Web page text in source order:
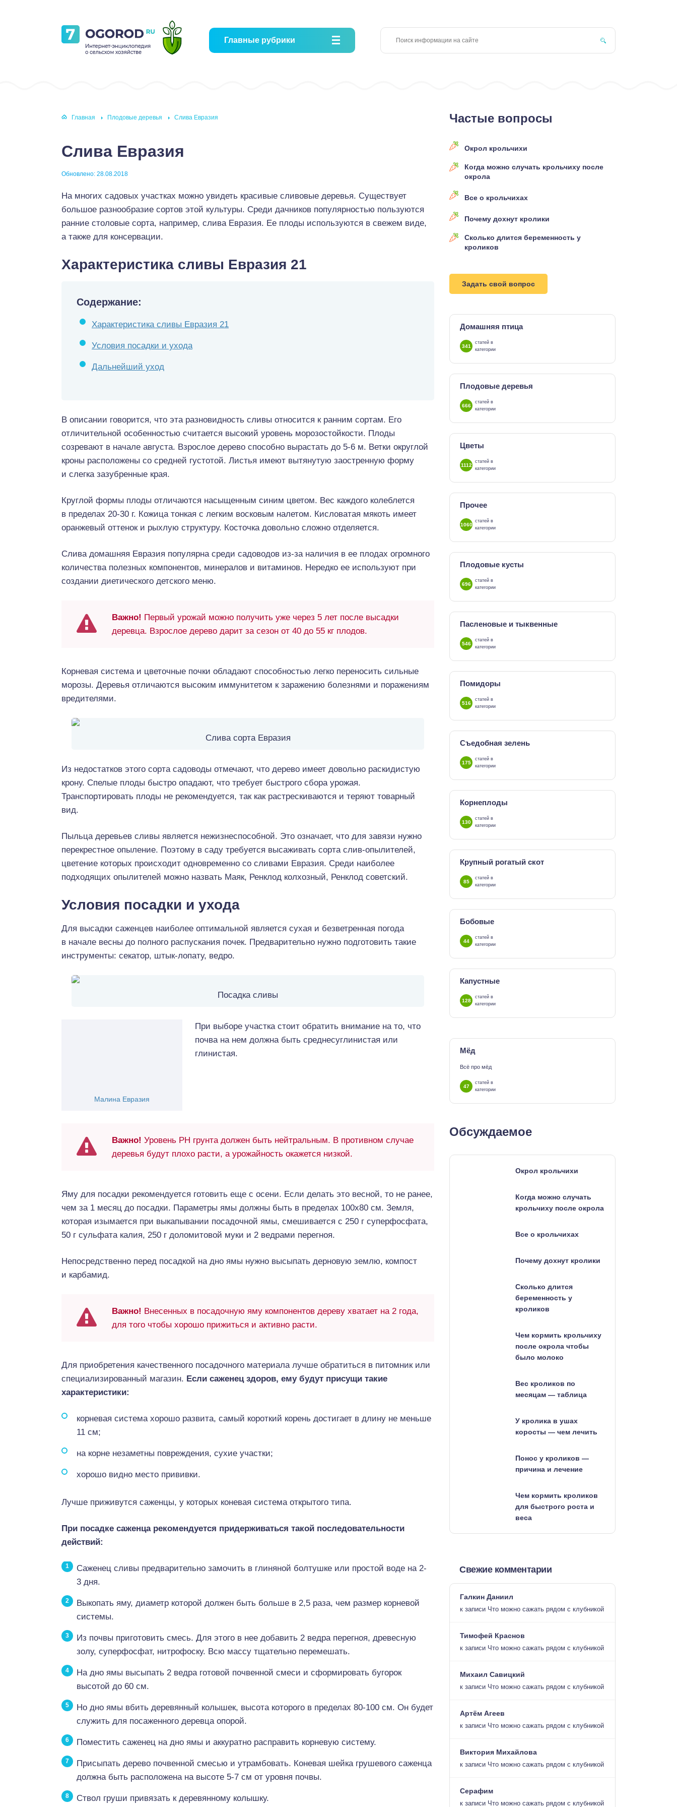
Главные рубрики
Главная Плодовые деревья Слива Евразия
Слива Евразия
Обновлено: 28.08.2018
На многих садовых участках можно увидеть красивые сливовые деревья. Существует
большое разнообразие сортов этой культуры. Среди дачников популярностью пользуются
ранние столовые сорта, например, слива Евразия. Ее плоды используются в свежем виде,
а также для консервации.
Характеристика сливы Евразия 21
Содержание:
Характеристика сливы Евразия 21
Условия посадки и ухода
Дальнейший уход
В описании говорится, что эта разновидность сливы относится к ранним сортам. Его
отличительной особенностью считается высокий уровень морозостойкости. Плоды
созревают в начале августа. Взрослое дерево способно вырастать до 5-6 м. Ветки округлой
кроны расположены со средней густотой. Листья имеют вытянутую заостренную форму
и слегка зазубренные края.
Круглой формы плоды отличаются насыщенным синим цветом. Вес каждого колеблется
в пределах 20-30 г. Кожица тонкая с легким восковым налетом. Кисловатая мякоть имеет
оранжевый оттенок и рыхлую структуру. Косточка довольно сложно отделяется.
Слива домашняя Евразия популярна среди садоводов из-за наличия в ее плодах огромного
количества полезных компонентов, минералов и витаминов. Нередко ее используют при
создании диетического детского меню.
Важно! Первый урожай можно получить уже через 5 лет после высадки
деревца. Взрослое дерево дарит за сезон от 40 до 55 кг плодов.
Корневая система и цветочные почки обладают способностью легко переносить сильные
морозы. Деревья отличаются высоким иммунитетом к заражению болезнями и поражениям
вредителями.
Слива сорта Евразия
Из недостатков этого сорта садоводы отмечают, что дерево имеет довольно раскидистую
крону. Спелые плоды быстро опадают, что требует быстрого сбора урожая.
Транспортировать плоды не рекомендуется, так как растрескиваются и теряют товарный
вид.
Пыльца деревьев сливы является нежизнеспособной. Это означает, что для завязи нужно
перекрестное опыление. Поэтому в саду требуется высаживать сорта слив-опылителей,
цветение которых происходит одновременно со сливами Евразия. Среди наиболее
подходящих опылителей можно назвать Маяк, Ренклод колхозный, Ренклод советский.
Условия посадки и ухода
Для высадки саженцев наиболее оптимальной является сухая и безветренная погода
в начале весны до полного распускания почек. Предварительно нужно подготовить такие
инструменты: секатор, штык-лопату, ведро.
Посадка сливы
Малина Евразия
При выборе участка стоит обратить внимание на то, что
почва на нем должна быть среднесуглинистая или
глинистая.
Важно! Уровень РН грунта должен быть нейтральным. В противном случае
деревья будут плохо расти, а урожайность окажется низкой.
Яму для посадки рекомендуется готовить еще с осени. Если делать это весной, то не ранее,
чем за 1 месяц до посадки. Параметры ямы должны быть в пределах 100х80 см. Земля,
которая изымается при выкапывании посадочной ямы, смешивается с 250 г суперфосфата,
50 г сульфата калия, 250 г доломитовой муки и 2 ведрами перегноя.
Непосредственно перед посадкой на дно ямы нужно высыпать дерновую землю, компост
и карбамид.
Важно! Внесенных в посадочную яму компонентов дереву хватает на 2 года,
для того чтобы хорошо прижиться и активно расти.
Для приобретения качественного посадочного материала лучше обратиться в питомник или
специализированный магазин. Если саженец здоров, ему будут присущи такие
характеристики:
корневая система хорошо развита, самый короткий корень достигает в длину не меньше
11 см;
на корне незаметны повреждения, сухие участки;
хорошо видно место прививки.
Лучше приживутся саженцы, у которых коневая система открытого типа.
При посадке саженца рекомендуется придерживаться такой последовательности
действий:
Саженец сливы предварительно замочить в глиняной болтушке или простой воде на 2-
3 дня.
Выкопать яму, диаметр которой должен быть больше в 2,5 раза, чем размер корневой
системы.
Из почвы приготовить смесь. Для этого в нее добавить 2 ведра перегноя, древесную
золу, суперфосфат, нитрофоску. Всю массу тщательно перемешать.
На дно ямы высыпать 2 ведра готовой почвенной смеси и сформировать бугорок
высотой до 60 см.
Но дно ямы вбить деревянный колышек, высота которого в пределах 80-100 см. Он будет
служить для посаженного деревца опорой.
Поместить саженец на дно ямы и аккуратно расправить корневую систему.
Присыпать дерево почвенной смесью и утрамбовать. Коневая шейка грушевого саженца
должна быть расположена на высоте 5-7 см от уровня почвы.
Ствол груши привязать к деревянному колышку.
Частые вопросы
Окрол крольчихи
Когда можно случать крольчиху после
окрола
Все о крольчихах
Почему дохнут кролики
Сколько длится беременность у
кроликов
Задать свой вопрос
Домашняя птица
341
статей в
категории
Плодовые деревья
666
статей в
категории
Цветы
1112
статей в
категории
Прочее
1060
статей в
категории
Плодовые кусты
696
статей в
категории
Пасленовые и тыквенные
546
статей в
категории
Помидоры
516
статей в
категории
Съедобная зелень
175
статей в
категории
Корнеплоды
130
статей в
категории
Крупный рогатый скот
85
статей в
категории
Бобовые
44
статей в
категории
Капустные
128
статей в
категории
Мёд
Всё про мёд
47
статей в
категории
Обсуждаемое
Окрол крольчихи
Когда можно случать
крольчиху после окрола
Все о крольчихах
Почему дохнут кролики
Сколько длится
беременность у
кроликов
Чем кормить крольчиху
после окрола чтобы
было молоко
Вес кроликов по
месяцам — таблица
У кролика в ушах
коросты — чем лечить
Понос у кроликов —
причина и лечение
Чем кормить кроликов
для быстрого роста и
веса
Свежие комментарии
Галкин Даниил
к записи Что можно сажать рядом с клубникой
Тимофей Краснов
к записи Что можно сажать рядом с клубникой
Михаил Савицкий
к записи Что можно сажать рядом с клубникой
Артём Агеев
к записи Что можно сажать рядом с клубникой
Виктория Михайлова
к записи Что можно сажать рядом с клубникой
Серафим
к записи Что можно сажать рядом с клубникой